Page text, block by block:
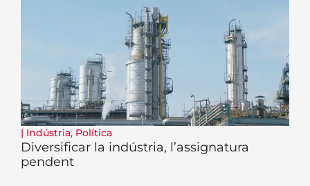
| Indústria, Política
Diversificar la indústria, l’assignatura
pendent